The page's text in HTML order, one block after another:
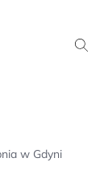
w Gdyni